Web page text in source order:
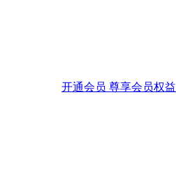
开通会员 尊享会员权益